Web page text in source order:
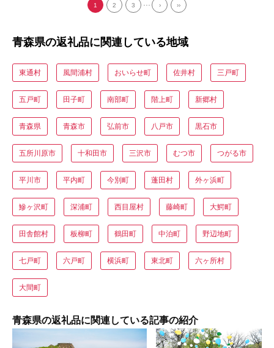
1 2 3 › ››
青森県の返礼品に関連している地域
東通村 風間浦村 おいらせ町 佐井村 三戸町
五戸町 田子町 南部町 階上町 新郷村
青森県 青森市 弘前市 八戸市 黒石市
五所川原市 十和田市 三沢市 むつ市 つがる市
平川市 平内町 今別町 蓬田村 外ヶ浜町
鰺ヶ沢町 深浦町 西目屋村 藤崎町 大鰐町
田舎館村 板柳町 鶴田町 中泊町 野辺地町
七戸町 六戸町 横浜町 東北町 六ヶ所村
大間町
青森県の返礼品に関連している記事の紹介